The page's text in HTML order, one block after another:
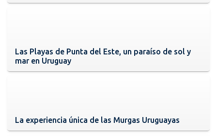
Las Playas de Punta del Este, un paraíso de sol y
mar en Uruguay
La experiencia única de las Murgas Uruguayas